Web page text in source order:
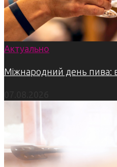
Актуально
Міжнародний день пива: